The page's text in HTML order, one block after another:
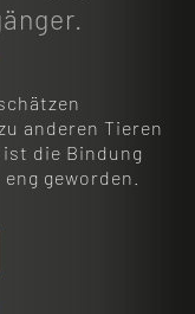
anderen Tieren
ist die Bindung
geworden.